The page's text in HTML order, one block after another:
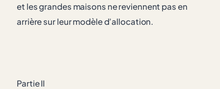
et les grandes maisons ne reviennent pas en
arrière sur leur modèle d’allocation.
Partie II